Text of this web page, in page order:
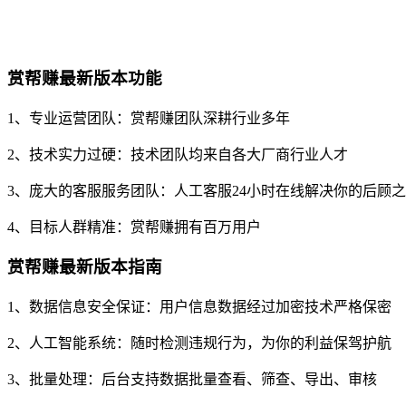
赏帮赚最新版本功能
1、专业运营团队：赏帮赚团队深耕行业多年
2、技术实力过硬：技术团队均来自各大厂商行业人才
3、庞大的客服服务团队：人工客服24小时在线解决你的后顾
4、目标人群精准：赏帮赚拥有百万用户
赏帮赚最新版本指南
1、数据信息安全保证：用户信息数据经过加密技术严格保密
2、人工智能系统：随时检测违规行为，为你的利益保驾护航
3、批量处理：后台支持数据批量查看、筛查、导出、审核